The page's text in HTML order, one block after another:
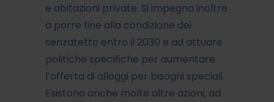
e abitazioni private. Si impegna inoltre
a porre fine alla condizione dei
senzatetto entro il 2030 e ad attuare
politiche specifiche per aumentare
l’offerta di alloggi per bisogni speciali.
Esistono anche molte altre azioni, ad